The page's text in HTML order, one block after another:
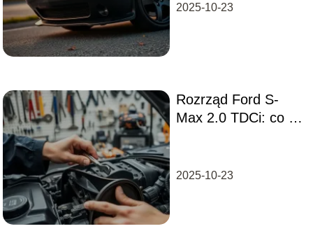
2025-10-23
Rozrząd Ford S-
Max 2.0 TDCi: co ile
2025-10-23